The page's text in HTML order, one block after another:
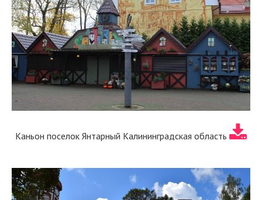
Каньон поселок Янтарный Калининградская область